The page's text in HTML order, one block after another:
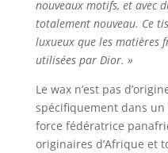
nouveaux motifs, et avec
totalement nouveau. Ce
luxueux que les matières
utilisées par Dior. »
Le wax n’est pas
spécifiquement dans
force fédératrice
originaires d’Afrique et